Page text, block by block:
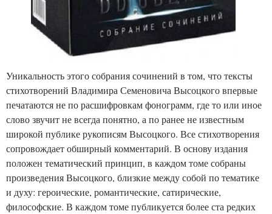
Уникальность этого собрания сочинений в том, что тексты
стихотворений Владимира Семеновича Высоцкого впервые
печатаются не по расшифровкам фонограмм, где то или иное
слово звучит не всегда понятно, а по ранее не известным
широкой публике рукописям Высоцкого. Все стихотворения
сопровождает обширный комментарий. В основу издания
положен тематический принцип, в каждом томе собраны
произведения Высоцкого, близкие между собой по тематике
и духу: героические, романтические, сатирические,
философские. В каждом томе публикуется более ста редких